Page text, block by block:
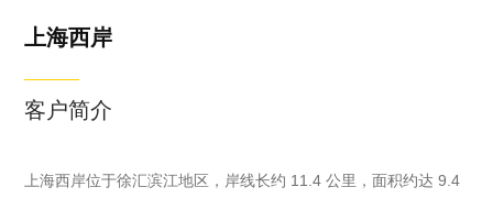
里，面积约达
9.4 平方公里，
是上海中心城区
内最具公共活力
上海西岸
客户简介
上海西岸位于徐汇滨江地区，岸线长约 11.4 公里，面积约达 9.4